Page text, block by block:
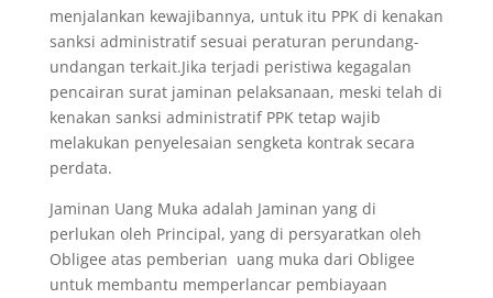
menjalankan kewajibannya, untuk itu PPK di kenakan
sanksi administratif sesuai peraturan perundang-
undangan terkait.Jika terjadi peristiwa kegagalan
pencairan surat jaminan pelaksanaan, meski telah di
kenakan sanksi administratif PPK tetap wajib
melakukan penyelesaian sengketa kontrak secara
perdata.
Jaminan Uang Muka adalah Jaminan yang di
perlukan oleh Principal, yang di persyaratkan oleh
Obligee atas pemberian uang muka dari Obligee
untuk membantu memperlancar pembiayaan